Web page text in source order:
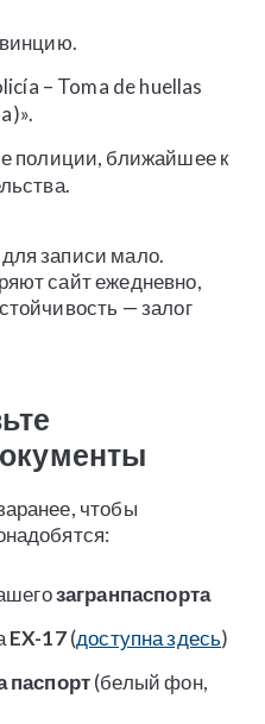
– Toma de huellas
полиции, ближайшее к
записи мало.
сайт ежедневно,
— залог
чтобы
загранпаспорта
EX-17(доступна здесь)
паспорт(белый фон,